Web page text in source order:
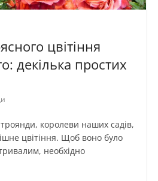
цвітіння
декілька простих
королеви наших садів,
цвітіння. Щоб воно було
необхідно